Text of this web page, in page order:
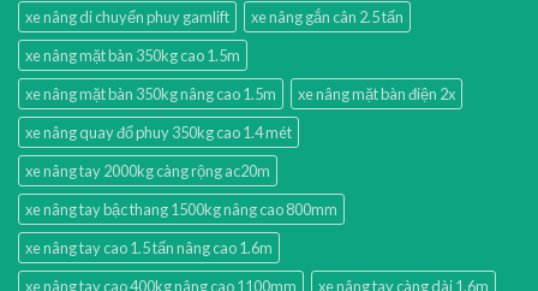
xe nâng di chuyển phuy gamlift
xe nâng gắn cân 2.5 tấn
xe nâng mặt bàn 350kg cao 1.5m
xe nâng mặt bàn 350kg nâng cao 1.5m
xe nâng mặt bàn điện 2x
xe nâng quay đổ phuy 350kg cao 1.4 mét
xe nâng tay 2000kg càng rộng ac20m
xe nâng tay bậc thang 1500kg nâng cao 800mm
xe nâng tay cao 1.5 tấn nâng cao 1.6m
xe nâng tay cao 400kg nâng cao 1100mm
xe nâng tay càng dài 1.6m